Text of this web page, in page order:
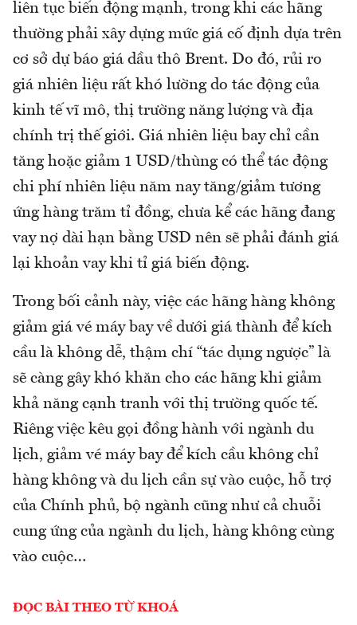
liên tục biến động mạnh, trong khi các hãng
thường phải xây dựng mức giá cố định dựa trên
cơ sở dự báo giá dầu thô Brent. Do đó, rủi ro
giá nhiên liệu rất khó lường do tác động của
kinh tế vĩ mô, thị trường năng lượng và địa
chính trị thế giới. Giá nhiên liệu bay chỉ cần
tăng hoặc giảm 1 USD/thùng có thể tác động
chi phí nhiên liệu năm nay tăng/giảm tương
ứng hàng trăm tỉ đồng, chưa kể các hãng đang
vay nợ dài hạn bằng USD nên sẽ phải đánh giá
lại khoản vay khi tỉ giá biến động.
Trong bối cảnh này, việc các hãng hàng không
giảm giá vé máy bay về dưới giá thành để kích
cầu là không dễ, thậm chí “tác dụng ngược” là
sẽ càng gây khó khăn cho các hãng khi giảm
khả năng cạnh tranh với thị trường quốc tế.
Riêng việc kêu gọi đồng hành với ngành du
lịch, giảm vé máy bay để kích cầu không chỉ
hàng không và du lịch cần sự vào cuộc, hỗ trợ
của Chính phủ, bộ ngành cũng như cả chuỗi
cung ứng của ngành du lịch, hàng không cùng
vào cuộc…
ĐỌC BÀI THEO TỪ KHOÁ